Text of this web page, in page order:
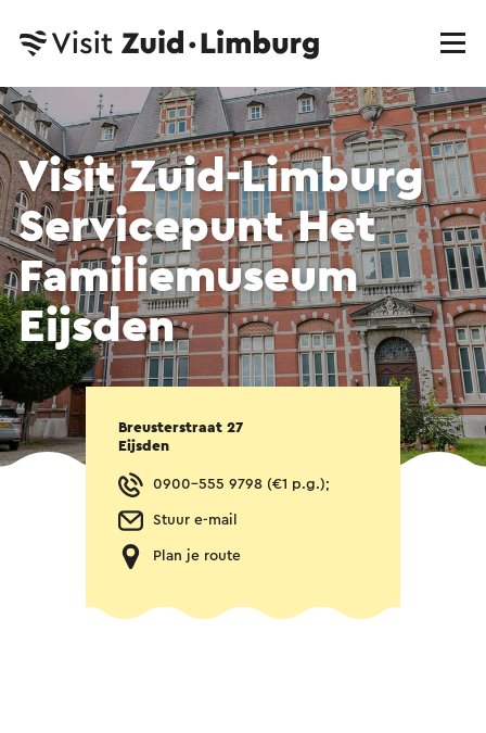
Visit Zuid-Limburg
Servicepunt Het
Familiemuseum
Eijsden
Breusterstraat 27
Eijsden
0900-555 9798 (€1 p.g.);
Stuur e-mail
Plan je route